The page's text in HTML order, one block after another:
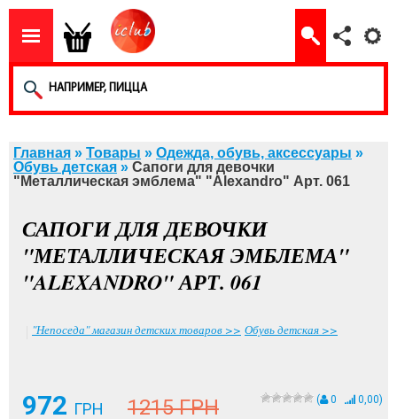
Главная » Товары » Одежда, обувь, аксессуары »
Обувь детская » Сапоги для девочки
"Металлическая эмблема" "Alexandro" Арт. 061
САПОГИ ДЛЯ ДЕВОЧКИ
"МЕТАЛЛИЧЕСКАЯ ЭМБЛЕМА"
"ALEXANDRO" АРТ. 061
"Непоседа" магазин детских товаров >> Обувь детская >>
972 ГРН 1215 ГРН ( 0 0,00)